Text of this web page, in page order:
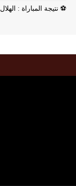
⚽ نتيجة المباراة : الهلال 0 - 0 نيوم